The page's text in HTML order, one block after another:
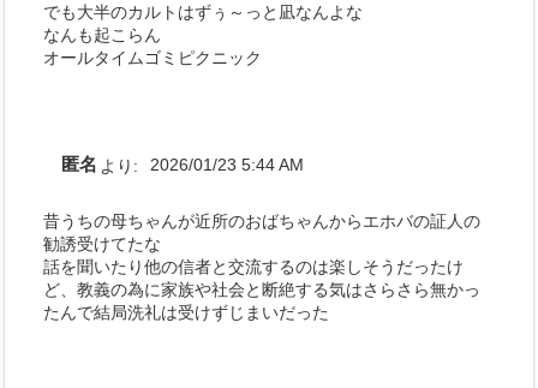
でも大半のカルトはずぅ～っと凪なんよな
なんも起こらん
オールタイムゴミピクニック
匿名 より: 2026/01/23 5:44 AM
昔うちの母ちゃんが近所のおばちゃんからエホバの証人の
勧誘受けてたな
話を聞いたり他の信者と交流するのは楽しそうだったけ
ど、教義の為に家族や社会と断絶する気はさらさら無かっ
たんで結局洗礼は受けずじまいだった